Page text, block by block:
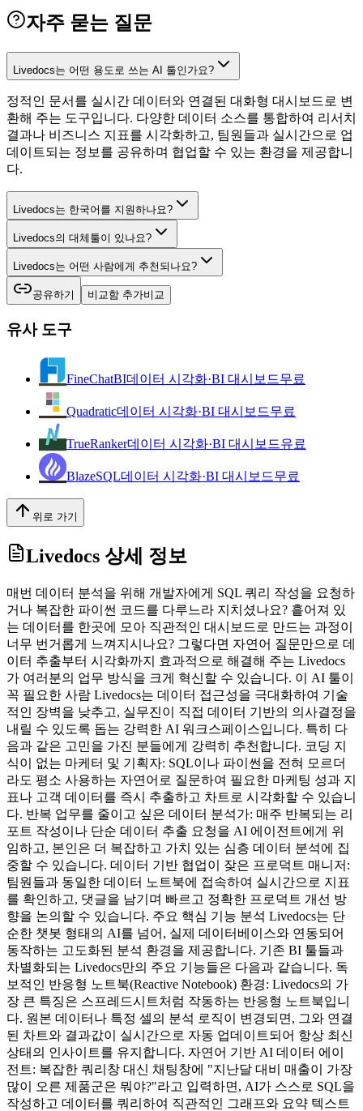
자주 묻는 질문
Livedocs는 어떤 용도로 쓰는 AI 툴인가요?
정적인 문서를 실시간 데이터와 연결된 대화형 대시보드로 변
환해 주는 도구입니다. 다양한 데이터 소스를 통합하여 리서치
결과나 비즈니스 지표를 시각화하고, 팀원들과 실시간으로 업
데이트되는 정보를 공유하며 협업할 수 있는 환경을 제공합니
다.
Livedocs는 한국어를 지원하나요?
Livedocs의 대체툴이 있나요?
Livedocs는 어떤 사람에게 추천되나요?
공유하기 비교함 추가비교
유사 도구
FineChatBI데이터 시각화·BI 대시보드무료
Quadratic데이터 시각화·BI 대시보드무료
TrueRanker데이터 시각화·BI 대시보드유료
BlazeSQL데이터 시각화·BI 대시보드무료
위로 가기
Livedocs 상세 정보
매번 데이터 분석을 위해 개발자에게 SQL 쿼리 작성을 요청하
거나 복잡한 파이썬 코드를 다루느라 지치셨나요? 흩어져 있
는 데이터를 한곳에 모아 직관적인 대시보드로 만드는 과정이
너무 번거롭게 느껴지시나요? 그렇다면 자연어 질문만으로 데
이터 추출부터 시각화까지 효과적으로 해결해 주는 Livedocs
가 여러분의 업무 방식을 크게 혁신할 수 있습니다. 이 AI 툴이
꼭 필요한 사람 Livedocs는 데이터 접근성을 극대화하여 기술
적인 장벽을 낮추고, 실무진이 직접 데이터 기반의 의사결정을
내릴 수 있도록 돕는 강력한 AI 워크스페이스입니다. 특히 다
음과 같은 고민을 가진 분들에게 강력히 추천합니다. 코딩 지
식이 없는 마케터 및 기획자: SQL이나 파이썬을 전혀 모르더
라도 평소 사용하는 자연어로 질문하여 필요한 마케팅 성과 지
표나 고객 데이터를 즉시 추출하고 차트로 시각화할 수 있습니
다. 반복 업무를 줄이고 싶은 데이터 분석가: 매주 반복되는 리
포트 작성이나 단순 데이터 추출 요청을 AI 에이전트에게 위
임하고, 본인은 더 복잡하고 가치 있는 심층 데이터 분석에 집
중할 수 있습니다. 데이터 기반 협업이 잦은 프로덕트 매니저:
팀원들과 동일한 데이터 노트북에 접속하여 실시간으로 지표
를 확인하고, 댓글을 남기며 빠르고 정확한 프로덕트 개선 방
향을 논의할 수 있습니다. 주요 핵심 기능 분석 Livedocs는 단
순한 챗봇 형태의 AI를 넘어, 실제 데이터베이스와 연동되어
동작하는 고도화된 분석 환경을 제공합니다. 기존 BI 툴들과
차별화되는 Livedocs만의 주요 기능들은 다음과 같습니다. 독
보적인 반응형 노트북(Reactive Notebook) 환경: Livedocs의 가
장 큰 특징은 스프레드시트처럼 작동하는 반응형 노트북입니
다. 원본 데이터나 특정 셀의 분석 로직이 변경되면, 그와 연결
된 차트와 결과값이 실시간으로 자동 업데이트되어 항상 최신
상태의 인사이트를 유지합니다. 자연어 기반 AI 데이터 에이
전트: 복잡한 쿼리창 대신 채팅창에 "지난달 대비 매출이 가장
많이 오른 제품군은 뭐야?"라고 입력하면, AI가 스스로 SQL을
작성하고 데이터를 쿼리하여 직관적인 그래프와 요약 텍스트